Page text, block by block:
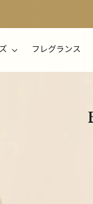
フレグランス